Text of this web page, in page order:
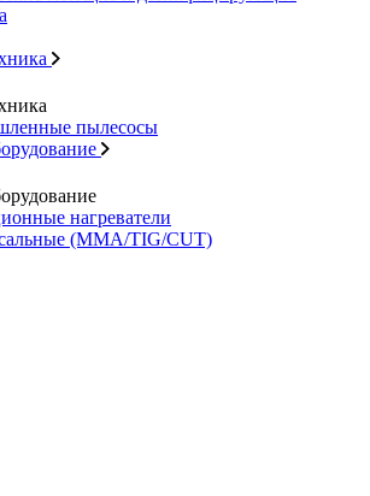
пылесосы
нагреватели
(MMA/TIG/CUT)